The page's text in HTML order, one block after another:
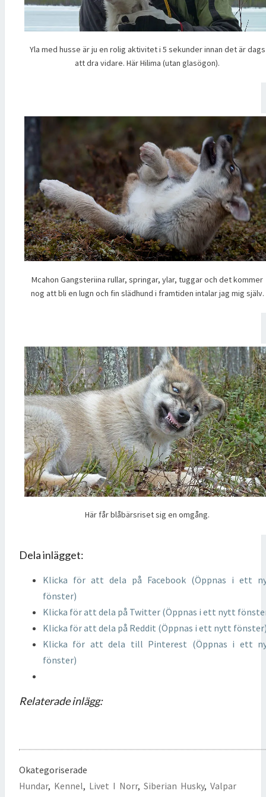
Yla med husse är ju en rolig aktivitet i 5 sekunder innan det är dags
att dra vidare. Här Hilima (utan glasögon).
Mcahon Gangsteriina rullar, springar, ylar, tuggar och det kommer
nog att bli en lugn och fin slädhund i framtiden intalar jag mig själv.
Här får blåbärsriset sig en omgång.
Dela inlägget:
Klicka för att dela på Facebook (Öppnas i ett
fönster)
Klicka för att dela på Twitter (Öppnas i ett nytt
Klicka för att dela på Reddit (Öppnas i ett nytt
Klicka för att dela till Pinterest (Öppnas i ett
fönster)
Relaterade inlägg:
Okategoriserade
Hundar, Kennel, Livet I Norr, Siberian Husky, Valpar